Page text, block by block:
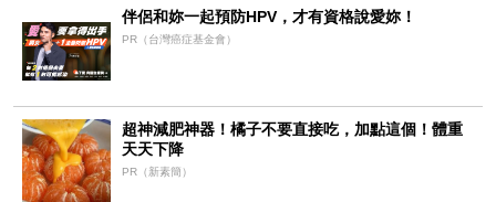
伴侶和妳一起預防HPV，才有資格說愛妳！
PR（台灣癌症基金會）
超神減肥神器！橘子不要直接吃，加點這個！體重
天天下降
PR（新素簡）